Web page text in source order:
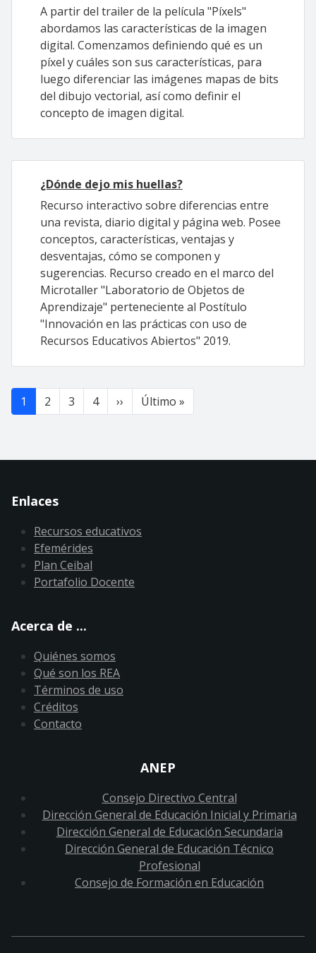
A partir del trailer de la película "Píxels"
abordamos las características de la imagen
digital. Comenzamos definiendo qué es un
píxel y cuáles son sus características, para
luego diferenciar las imágenes mapas de bits
del dibujo vectorial, así como definir el
concepto de imagen digital.
¿Dónde dejo mis huellas?
Recurso interactivo sobre diferencias entre
una revista, diario digital y página web. Posee
conceptos, características, ventajas y
desventajas, cómo se componen y
sugerencias. Recurso creado en el marco del
Microtaller "Laboratorio de Objetos de
Aprendizaje" perteneciente al Postítulo
"Innovación en las prácticas con uso de
Recursos Educativos Abiertos" 2019.
Paginación
1 2 3 4 ›› Siguiente página
Último »
Enlaces
Recursos educativos
Efemérides
Plan Ceibal
Portafolio Docente
Acerca de ...
Quiénes somos
Qué son los REA
Términos de uso
Créditos
Contacto
ANEP
Consejo Directivo Central
Dirección General de Educación Inicial y Primaria
Dirección General de Educación Secundaria
Dirección General de Educación Técnico
Profesional
Consejo de Formación en Educación